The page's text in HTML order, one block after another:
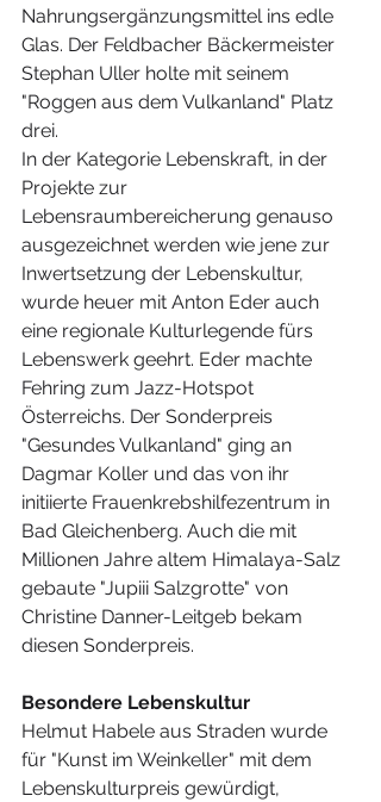
Nahrungsergänzungsmittel ins edle
Glas. Der Feldbacher Bäckermeister
Stephan Uller holte mit seinem
"Roggen aus dem Vulkanland" Platz
drei.
In der Kategorie Lebenskraft, in der
Projekte zur
Lebensraumbereicherung genauso
ausgezeichnet werden wie jene zur
Inwertsetzung der Lebenskultur,
wurde heuer mit Anton Eder auch
eine regionale Kulturlegende fürs
Lebenswerk geehrt. Eder machte
Fehring zum Jazz-Hotspot
Österreichs. Der Sonderpreis
"Gesundes Vulkanland" ging an
Dagmar Koller und das von ihr
initiierte Frauenkrebshilfezentrum in
Bad Gleichenberg. Auch die mit
Millionen Jahre altem Himalaya-Salz
gebaute "Jupiii Salzgrotte" von
Christine Danner-Leitgeb bekam
diesen Sonderpreis.
Besondere Lebenskultur
Helmut Habele aus Straden wurde
für "Kunst im Weinkeller" mit dem
Lebenskulturpreis gewürdigt,